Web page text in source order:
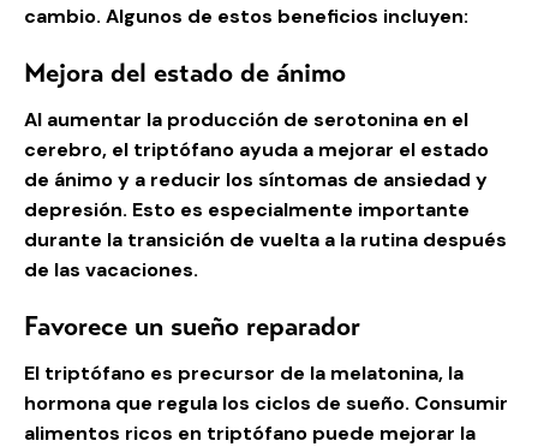
cambio. Algunos de estos beneficios incluyen:
Mejora del estado de ánimo
Al aumentar la producción de serotonina en el
cerebro, el triptófano ayuda a mejorar el estado
de ánimo y a reducir los síntomas de ansiedad y
depresión. Esto es especialmente importante
durante la transición de vuelta a la rutina después
de las vacaciones.
Favorece un sueño reparador
El triptófano es precursor de la melatonina, la
hormona que regula los ciclos de sueño. Consumir
alimentos ricos en triptófano puede mejorar la